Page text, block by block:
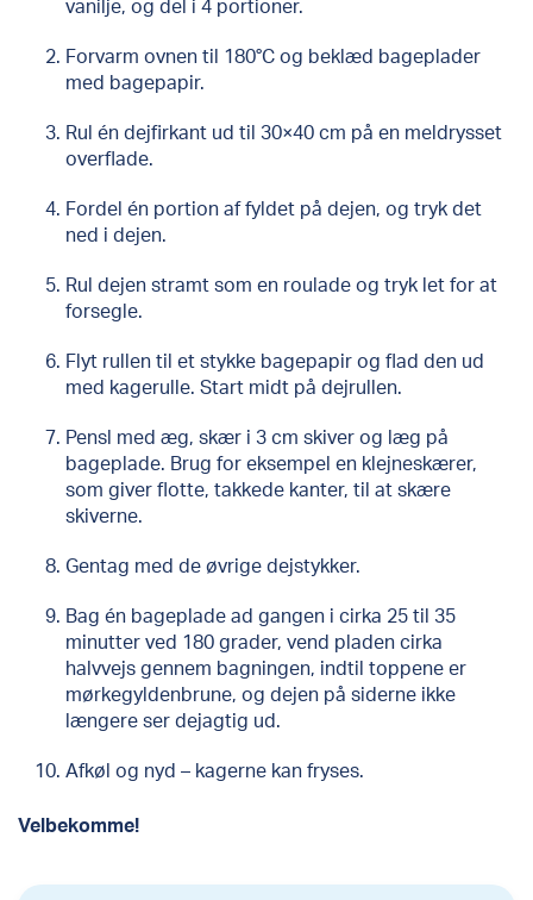
vanilje, og del i 4 portioner.
Forvarm ovnen til 180°C og beklæd bageplader
med bagepapir.
Rul én dejfirkant ud til 30×40 cm på en meldrysset
overflade.
Fordel én portion af fyldet på dejen, og tryk det
ned i dejen.
Rul dejen stramt som en roulade og tryk let for at
forsegle.
Flyt rullen til et stykke bagepapir og flad den ud
med kagerulle. Start midt på dejrullen.
Pensl med æg, skær i 3 cm skiver og læg på
bageplade. Brug for eksempel en klejneskærer,
som giver flotte, takkede kanter, til at skære
skiverne.
Gentag med de øvrige dejstykker.
Bag én bageplade ad gangen i cirka 25 til 35
minutter ved 180 grader, vend pladen cirka
halvvejs gennem bagningen, indtil toppene er
mørkegyldenbrune, og dejen på siderne ikke
længere ser dejagtig ud.
Afkøl og nyd – kagerne kan fryses.
Velbekomme!